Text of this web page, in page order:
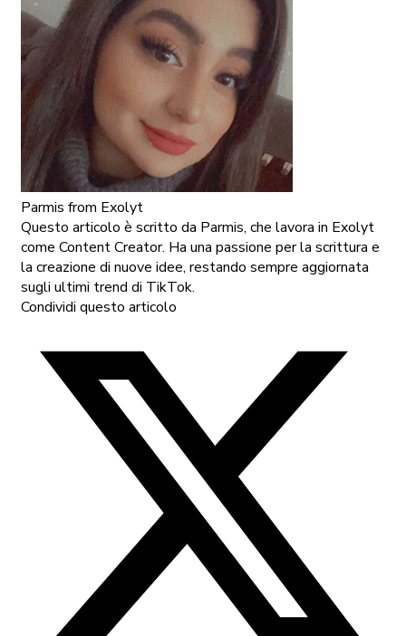
Parmis from Exolyt
Questo articolo è scritto da Parmis, che lavora in Exolyt
come Content Creator. Ha una passione per la scrittura e
la creazione di nuove idee, restando sempre aggiornata
sugli ultimi trend di TikTok.
Condividi questo articolo